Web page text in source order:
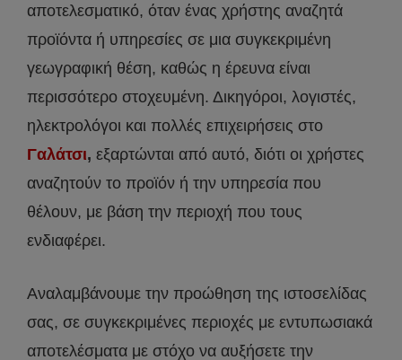
αποτελεσματικό, όταν ένας χρήστης αναζητά
προϊόντα ή υπηρεσίες σε μια συγκεκριμένη
γεωγραφική θέση, καθώς η έρευνα είναι
περισσότερο στοχευμένη. Δικηγόροι, λογιστές,
ηλεκτρολόγοι και πολλές επιχειρήσεις στο
Γαλάτσι, εξαρτώνται από αυτό, διότι οι χρήστες
αναζητούν το προϊόν ή την υπηρεσία που
θέλουν, με βάση την περιοχή που τους
ενδιαφέρει.
Αναλαμβάνουμε την προώθηση της ιστοσελίδας
σας, σε συγκεκριμένες περιοχές με εντυπωσιακά
αποτελέσματα με στόχο να αυξήσετε την